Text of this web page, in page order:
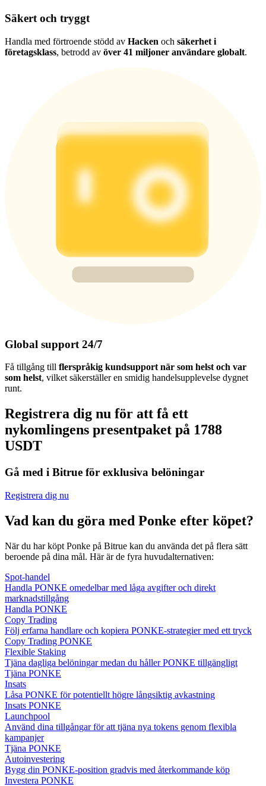
Säkert och tryggt
Handla med förtroende stödd av Hacken och säkerhet i
företagsklass, betrodd av över 41 miljoner användare globalt.
Global support 24/7
Få tillgång till flerspråkig kundsupport när som helst och var
som helst, vilket säkerställer en smidig handelsupplevelse dygnet
runt.
Registrera dig nu för att få ett
nykomlingens presentpaket på 1788
USDT
Gå med i Bitrue för exklusiva belöningar
Registrera dig nu
Vad kan du göra med Ponke efter köpet?
När du har köpt Ponke på Bitrue kan du använda det på flera sätt
beroende på dina mål. Här är de fyra huvudalternativen:
Spot-handel
Handla PONKE omedelbar med låga avgifter och direkt
marknadstillgång
Handla PONKE
Copy Trading
Följ erfarna handlare och kopiera PONKE-strategier med ett tryck
Copy Trading PONKE
Flexible Staking
Tjäna dagliga belöningar medan du håller PONKE tillgängligt
Tjäna PONKE
Insats
Låsa PONKE för potentiellt högre långsiktig avkastning
Insats PONKE
Launchpool
Använd dina tillgångar för att tjäna nya tokens genom flexibla
kampanjer
Tjäna PONKE
Autoinvestering
Bygg din PONKE-position gradvis med återkommande köp
Investera PONKE